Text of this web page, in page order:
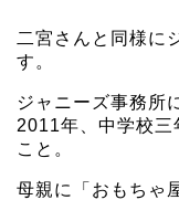
二宮さんと同様に
す。
ジャニーズ事務所
2011年、中学校三
こと。
母親に「おもちゃ